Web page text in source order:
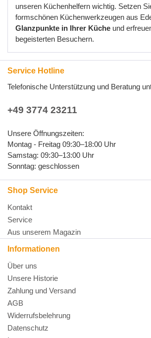
unseren Küchenhelfern wichtig. Setzen
formschönen Küchenwerkzeugen aus
Glanzpunkte in Ihrer Küche und
begeisterten Besuchern.
Service Hotline
Telefonische Unterstützung und Beratung
+49 3774 23211
Unsere Öffnungszeiten:
Montag - Freitag 09:30–18:00 Uhr
Samstag: 09:30–13:00 Uhr
Sonntag: geschlossen
Shop Service
Kontakt
Service
Aus unserem Magazin
Informationen
Über uns
Unsere Historie
Zahlung und Versand
AGB
Widerrufsbelehrung
Datenschutz